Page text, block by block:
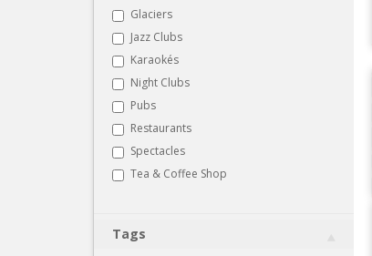
Glaciers
Jazz Clubs
Karaokés
Night Clubs
Pubs
Restaurants
Spectacles
Tea & Coffee Shop
Tags